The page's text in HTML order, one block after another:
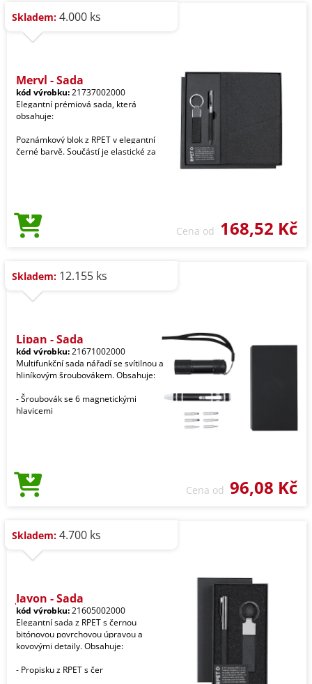
Skladem: 4.000 ks
Meryl - Sada
kód výrobku:21737002000
Elegantní prémiová sada, která
obsahuje:
Poznámkový blok z RPET v elegantní
černé barvě. Součástí je elastické za
Cena od 168,52 Kč
Skladem: 12.155 ks
Lipan - Sada
kód výrobku:21671002000
Multifunkční sada nářadí se svítilnou a
hliníkovým šroubovákem. Obsahuje:
- Šroubovák se 6 magnetickými
hlavicemi
Cena od 96,08 Kč
Skladem: 4.700 ks
Jayon - Sada
kód výrobku:21605002000
Elegantní sada z RPET s černou
bitónovou povrchovou úpravou a
kovovými detaily. Obsahuje:
- Propisku z RPET s čer